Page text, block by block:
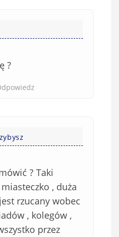
?
? Taki
, duża
rzucany wobec
, kolegów ,
przez